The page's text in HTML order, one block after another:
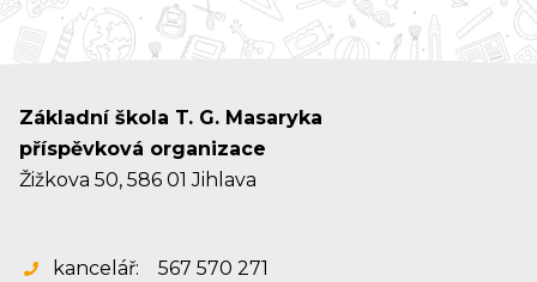
Základní škola T. G. Masaryka
příspěvková organizace
Žižkova 50, 586 01 Jihlava
kancelář:
567 570 271